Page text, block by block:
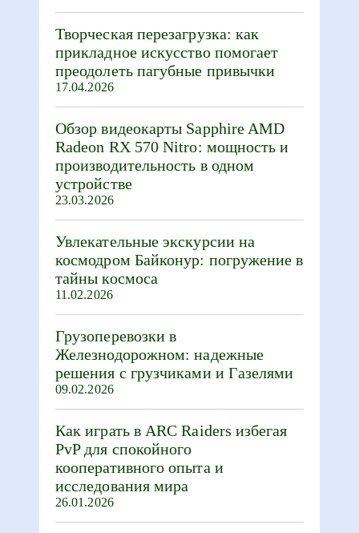
Творческая перезагрузка: как
прикладное искусство помогает
преодолеть пагубные привычки
17.04.2026
Обзор видеокарты Sapphire AMD
Radeon RX 570 Nitro: мощность и
производительность в одном
устройстве
23.03.2026
Увлекательные экскурсии на
космодром Байконур: погружение в
тайны космоса
11.02.2026
Грузоперевозки в
Железнодорожном: надежные
решения с грузчиками и Газелями
09.02.2026
Как играть в ARC Raiders избегая
PvP для спокойного
кооперативного опыта и
исследования мира
26.01.2026